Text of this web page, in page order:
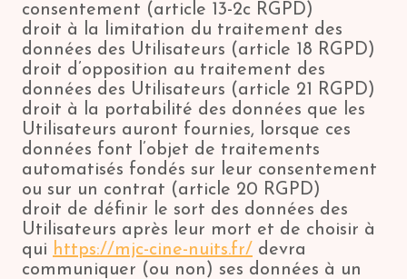
consentement (article 13-2c RGPD)
droit à la limitation du traitement des
données des Utilisateurs (article 18 RGPD)
droit d’opposition au traitement des
données des Utilisateurs (article 21 RGPD)
droit à la portabilité des données que les
Utilisateurs auront fournies, lorsque ces
données font l’objet de traitements
automatisés fondés sur leur consentement
ou sur un contrat (article 20 RGPD)
droit de définir le sort des données des
Utilisateurs après leur mort et de choisir à
qui https://mjc-cine-nuits.fr/ devra
communiquer (ou non) ses données à un